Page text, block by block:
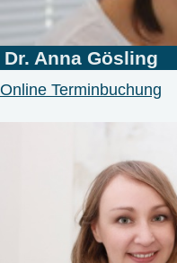
Dr. Anna Gösling
Online Terminbuchung